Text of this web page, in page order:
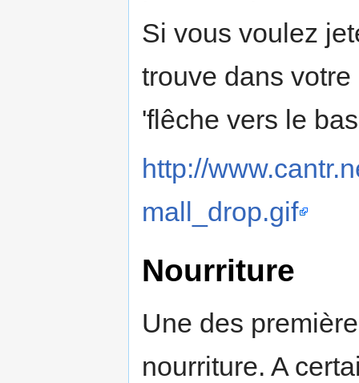
Si vous voulez
trouve dans
'flêche vers le
http://
mall_drop.gif
Nourriture
Une des
nourriture. A